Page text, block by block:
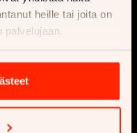
heille tai joita on
auto